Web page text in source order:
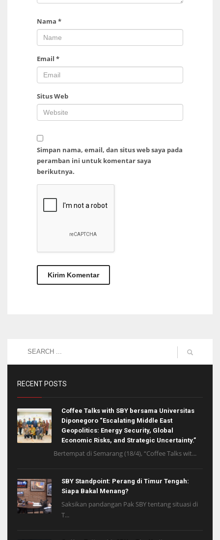
Nama *
Email *
Situs Web
Simpan nama, email, dan situs web saya pada
peramban ini untuk komentar saya
berikutnya.
RECENT POSTS
Coffee Talks with SBY bersama Universitas
Diponegoro “Escalating Middle East
Geopolitics: Energy Security, Global
Economic Risks, and Strategic Uncertainty.”
Bertempat di Semarang (18/4), “Coffee Talks wit...
SBY Standpoint: Perang di Timur Tengah:
Siapa Bakal Menang?
Saksikan pandangan Pak SBY tentang situasi di
T...